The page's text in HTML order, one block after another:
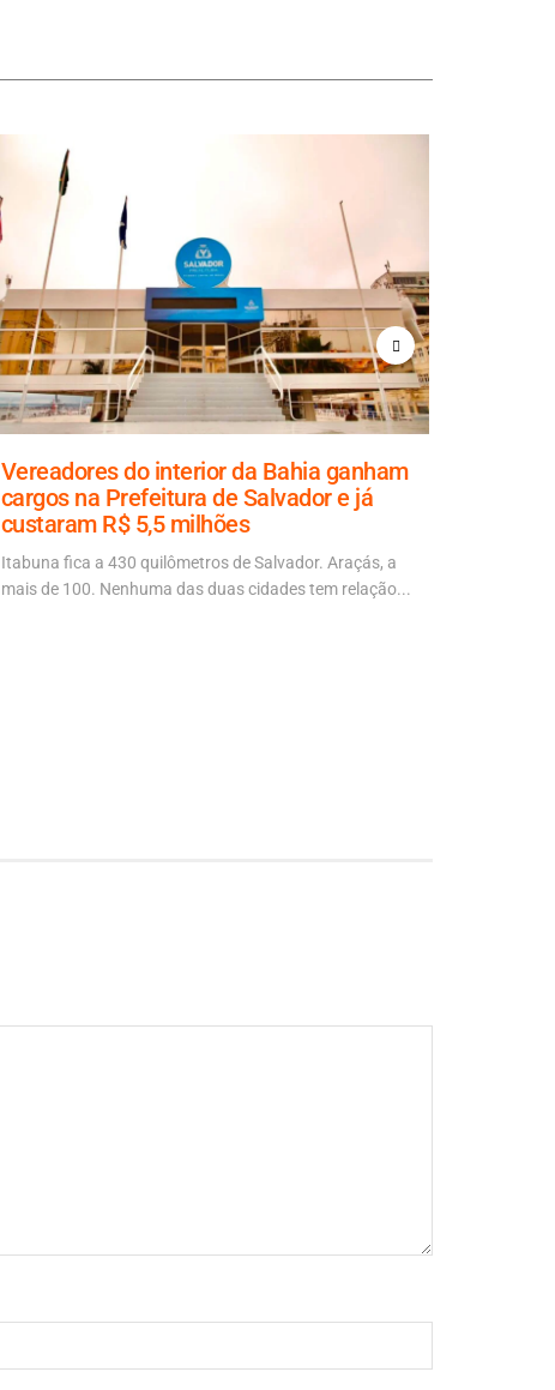
Vereadores do interior da Bahia ganham
cargos na Prefeitura de Salvador e já
custaram R$ 5,5 milhões
Itabuna fica a 430 quilômetros de Salvador. Araçás, a
mais de 100. Nenhuma das duas cidades tem relação...